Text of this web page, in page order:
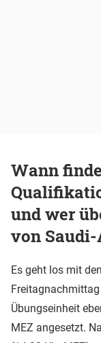
Wann
und wer
von
Es geht los mit
Übungseinheit
MEZ angesetzt.